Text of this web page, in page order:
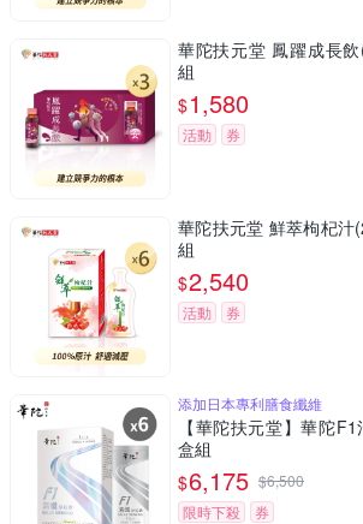
華陀扶元堂 鳳躍成長
組
$1,580
活動 券
華陀扶元堂 鮮萃枸杞汁
組
$2,540
活動 券
添加日本專利膳食纖維
【華陀扶元堂】華陀
盒組
$6,175 $6,500
限時下殺
券